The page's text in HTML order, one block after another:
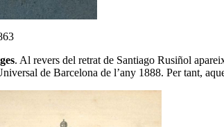
. Al revers del retrat de Santiago Rusiñol
de Barcelona de l’any 1888. Per tant,